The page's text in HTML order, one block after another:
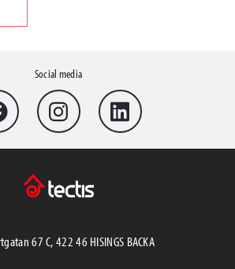
Social media
67 C, 422 46 HISINGS BACKA